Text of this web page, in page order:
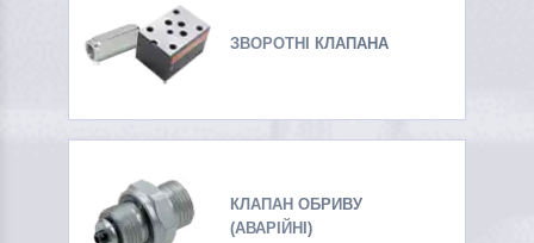
ЗВОРОТНІ КЛАПАНА
КЛАПАН ОБРИВУ
(АВАРІЙНІ)